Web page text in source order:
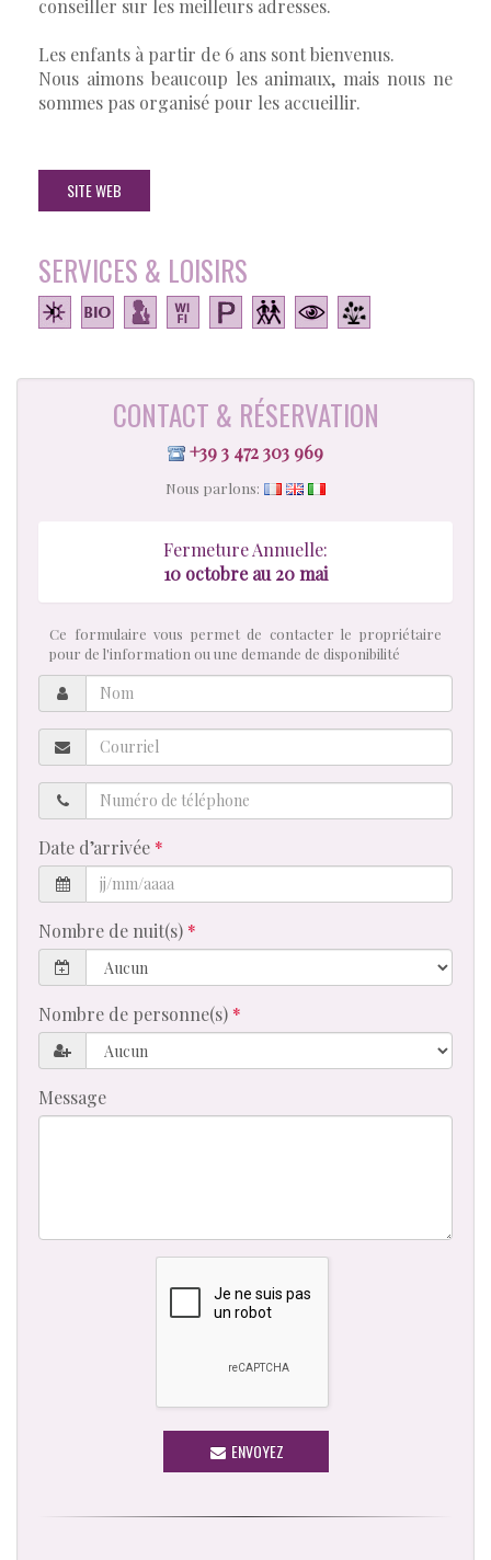
conseiller sur les meilleurs adresses.
Les enfants à partir de 6 ans sont bienvenus.
Nous aimons beaucoup les animaux, mais nous ne
sommes pas organisé pour les accueillir.
SITE WEB
SERVICES & LOISIRS
CONTACT & RÉSERVATION
+39 3 472 303 969
Nous parlons:
Fermeture Annuelle:
10 octobre au 20 mai
Ce formulaire vous permet de contacter le propriétaire
pour de l'information ou une demande de disponibilité
Nom
Courriel
Numéro
de
téléphone
Date d’arrivée
Nombre de nuit(s)
Nombre de personne(s)
Message
ENVOYEZ